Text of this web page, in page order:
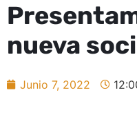
nueva
Junio 7, 2022